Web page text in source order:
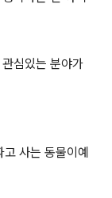
심있는 분야가
사는 동물이예